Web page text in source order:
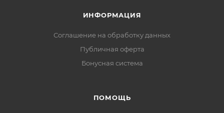
ИНФОРМАЦИЯ
Соглашение на обработку данных
Публичная оферта
Бонусная система
ПОМОЩЬ